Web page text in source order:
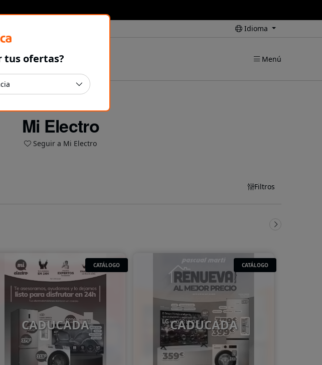
Idioma
Menú
Mi Electro
Seguir a Mi Electro
Filtros
CATÁLOGO
CADUCADA
CATÁLOGO
CADUCADA
tus ofertas?